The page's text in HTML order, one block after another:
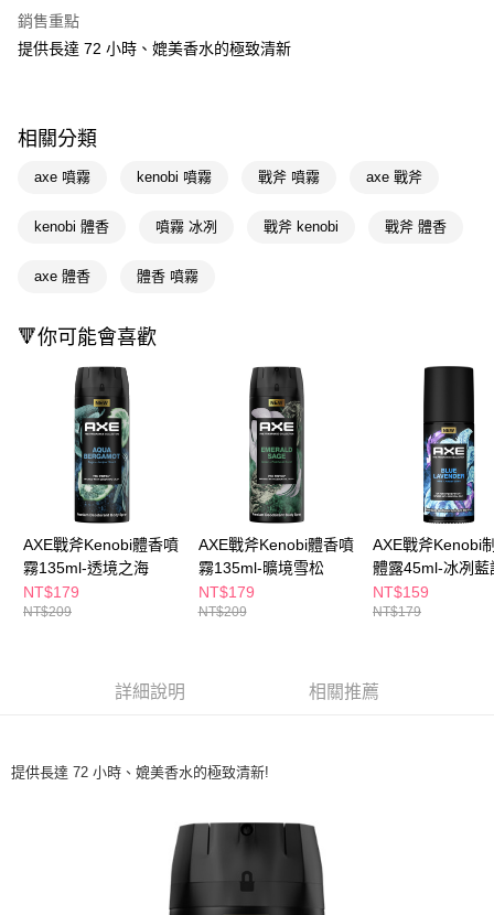
LINE Pay
街口支付
相關說明
便利好安心！
２．便利：只要手機號碼，簡訊認證，即可結帳。
３．安心：先確認商品／服務後，再付款。
【「AFTEE先享後付」結帳流程】
１．於結帳方式選擇「AFTEE先享後付」後，將跳轉至「AFTEE先享後付」
結帳頁面，進行簡訊認證並確認金額後，即可完成結帳。
２．訂單成立數日內，您將收到繳費通知簡訊。
３．收到繳費通知簡訊後14天內，點擊此簡訊中的連結，可透過四大超商／
ATM／網路銀行／等多元方式進行付款，方視為交易完成。
※ 請注意：結帳手續完成當下不需立刻繳費，但若您需要取消訂單，請聯絡
購買商品的店家。未經商家同意取消之訂單仍視為有效，需透過AFTEE先享
後付繳納相關費用。
※ 交易是否成功請以「AFTEE先享後付 」之結帳頁面顯示為準，若有關於
２．關於個人資料處理事宜，請瀏覽以下網址：
「AFTEE先享後付」，若未經同意申辦者引起之損失，本公司不負相關責
４．使用「AFTEE先享後付」時，將依據個別帳號之用戶狀況，依本公司即
時審查核予不同之上限額度；若仍有額度不足之情形，本公司將視審查結果
運送方式
全家取貨付款
每筆NT$65，滿NT$390(含以上)免運費
付款後全家取貨
每筆NT$65，滿NT$390(含以上)免運費
萊爾富取貨付款
每筆NT$65，滿NT$490(含以上)免運費
付款後萊爾富取貨
每筆NT$100，滿NT$790(含以上)免運費
付款後寶雅門市自取(由倉庫統一出貨)
銷售重點
提供長達 72 小時、媲美香水的極致清新
相關分類
axe 噴霧 kenobi 噴霧 戰斧 噴霧 axe 戰斧
kenobi 體香 噴霧 冰冽 戰斧 kenobi 戰斧 體香
axe 體香 體香 噴霧
🔻你可能會喜歡
AXE戰斧Kenobi體香噴
霧135ml-透境之海
NT$179
NT$209
AXE戰斧Kenobi體香噴
霧135ml-曠境雪松
NT$179
NT$209
AXE戰斧Kenobi
體露45ml-冰冽藍
NT$159
NT$179
詳細說明 相關推薦
提供長達 72 小時、媲美香水的極致清新!